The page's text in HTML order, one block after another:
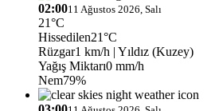
02:0011 Ağustos 2026, Salı
21°C
Hissedilen21°C
Rüzgar1 km/h | Yıldız (Kuzey)
Yağış Miktarı0 mm/h
Nem79%